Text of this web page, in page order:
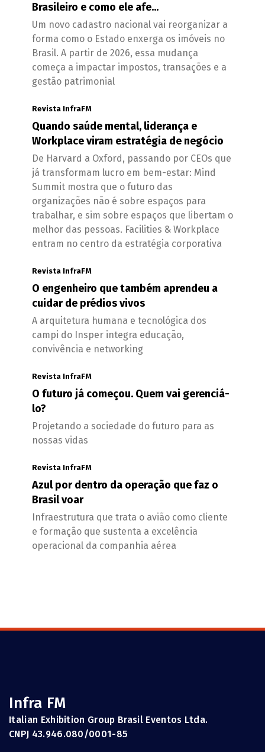
Brasileiro e como ele afe...
Um novo cadastro nacional vai reorganizar a
forma como o Estado enxerga os imóveis no
Brasil. A partir de 2026, essa mudança
começa a impactar impostos, transações e a
gestão patrimonial
Revista InfraFM
Quando saúde mental, liderança e
Workplace viram estratégia de negócio
De Harvard a Oxford, passando por CEOs que
já transformam lucro em bem-estar: Mind
Summit mostra que o futuro das
organizações não é sobre espaços para
trabalhar, e sim sobre espaços que libertam o
melhor das pessoas. Facilities & Workplace
entram no centro da estratégia corporativa
Revista InfraFM
O engenheiro que também aprendeu a
cuidar de prédios vivos
A arquitetura humana e tecnológica dos
campi do Insper integra educação,
convivência e networking
Revista InfraFM
O futuro já começou. Quem vai gerenciá-
lo?
Projetando a sociedade do futuro para as
nossas vidas
Revista InfraFM
Azul por dentro da operação que faz o
Brasil voar
Infraestrutura que trata o avião como cliente
e formação que sustenta a excelência
operacional da companhia aérea
Infra FM
Italian Exhibition Group Brasil Eventos Ltda.
CNPJ 43.946.080/0001-85